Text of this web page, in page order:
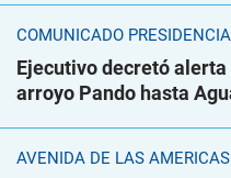
COMUNICADO PRESIDENCIA
Ejecutivo decretó
arroyo Pando hasta
AVENIDA DE LAS AMÉRICAS